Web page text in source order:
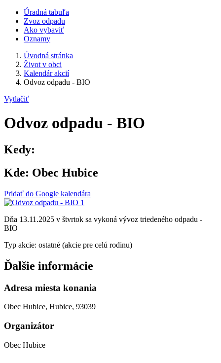
Úradná tabuľa
Zvoz odpadu
Ako vybaviť
Oznamy
Úvodná stránka
Život v obci
Kalendár akcií
Odvoz odpadu - BIO
Vytlačiť
Odvoz odpadu - BIO
Kedy:
Kde: Obec Hubice
Pridať do Google kalendára
Dňa 13.11.2025 v štvrtok sa vykoná vývoz triedeného odpadu -
BIO
Typ akcie: ostatné (akcie pre celú rodinu)
Ďalšie informácie
Adresa miesta konania
Obec Hubice, Hubice, 93039
Organizátor
Obec Hubice